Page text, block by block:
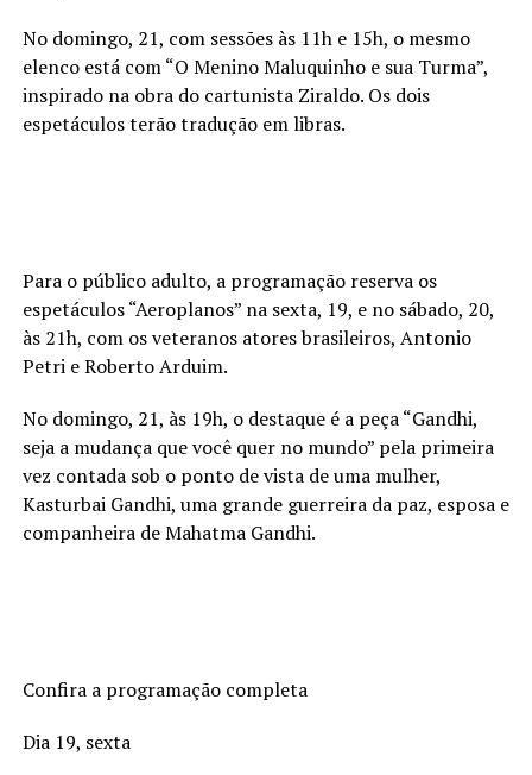
No domingo, 21, com sessões às 11h e 15h, o mesmo
elenco está com “O Menino Maluquinho e sua Turma”,
inspirado na obra do cartunista Ziraldo. Os dois
espetáculos terão tradução em libras.
Para o público adulto, a programação reserva os
espetáculos “Aeroplanos” na sexta, 19, e no sábado, 20,
às 21h, com os veteranos atores brasileiros, Antonio
Petri e Roberto Arduim.
No domingo, 21, às 19h, o destaque é a peça “Gandhi,
seja a mudança que você quer no mundo” pela primeira
vez contada sob o ponto de vista de uma mulher,
Kasturbai Gandhi, uma grande guerreira da paz, esposa e
companheira de Mahatma Gandhi.
Confira a programação completa
Dia 19, sexta